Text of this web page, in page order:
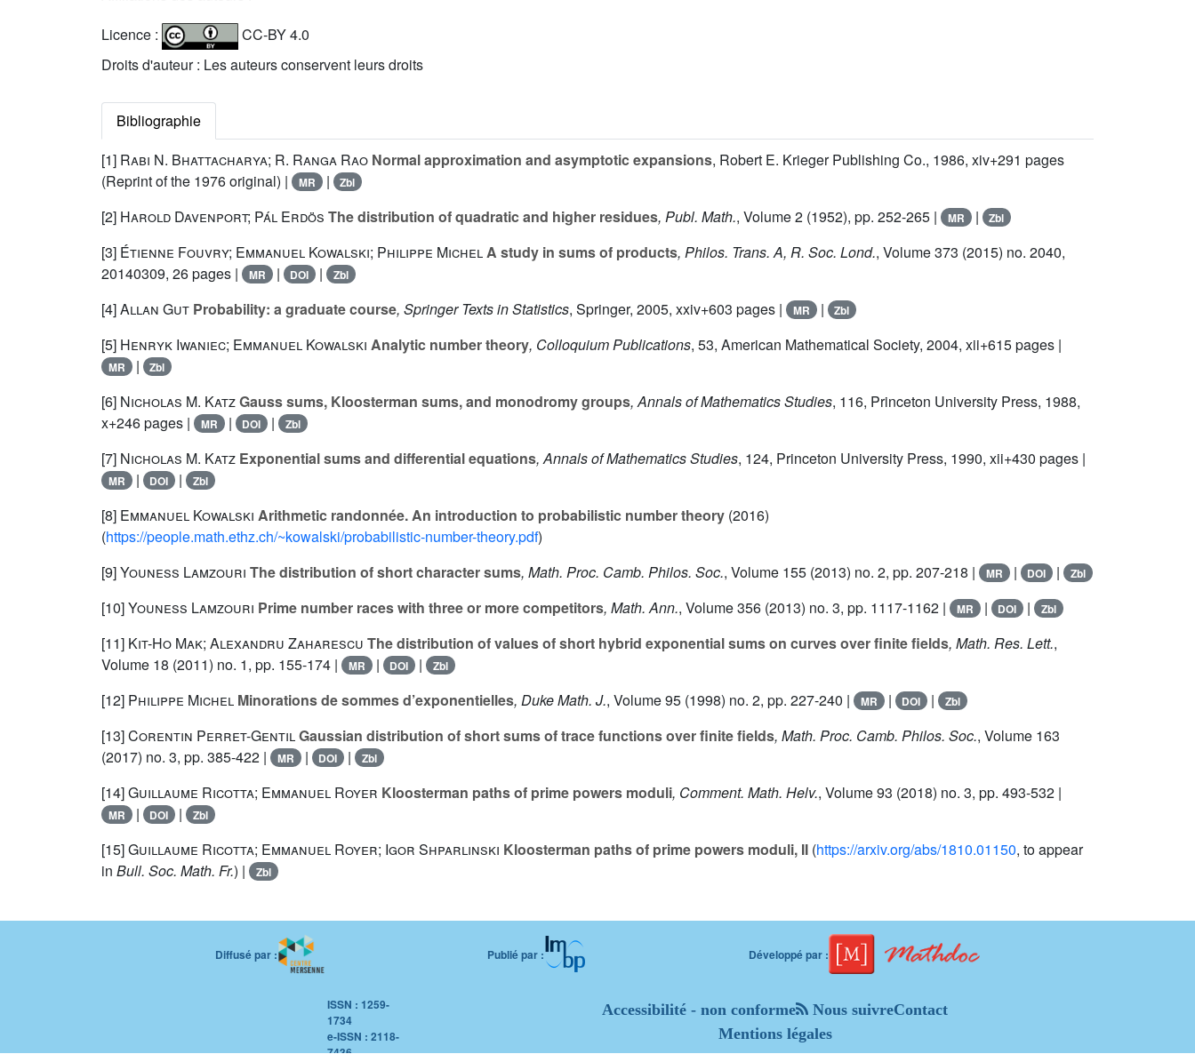
Licence :
CC-BY 4.0
Droits d'auteur : Les auteurs conservent leurs droits
Bibliographie
[1] Rabi N. Bhattacharya; R. Ranga Rao Normal approximation and asymptotic expansions, Robert E. Krieger Publishing Co., 1986, xiv+291 pages
(Reprint of the 1976 original) |
MR | Zbl
[2] Harold Davenport; Pál Erdös The distribution of quadratic and higher residues, Publ. Math., Volume 2 (1952), pp. 252-265 | MR | Zbl
[3] Étienne Fouvry; Emmanuel Kowalski; Philippe Michel A study in sums of products, Philos. Trans. A, R. Soc. Lond., Volume 373 (2015) no. 2040,
20140309, 26 pages |
MR | DOI | Zbl
[4]Allan Gut Probability: a graduate course, Springer Texts in Statistics, Springer, 2005, xxiv+603 pages | MR | Zbl
[5] Henryk Iwaniec; Emmanuel Kowalski Analytic number theory, Colloquium Publications, 53, American Mathematical Society, 2004, xii+615 pages |
MR | Zbl
[6] Nicholas M. KatzGauss sums, Kloosterman sums, and monodromy groups, Annals of Mathematics Studies, 116, Princeton University Press, 1988,
x+246 pages |
MR | DOI | Zbl
[7] Nicholas M. Katz Exponential sums and differential equations, Annals of Mathematics Studies, 124, Princeton University Press, 1990, xii+430 pages |
MR | DOI | Zbl
[8] Emmanuel Kowalski Arithmetic randonnée. An introduction to probabilistic number theory (2016)
(https://people.math.ethz.ch/~kowalski/probabilistic-number-theory.pdf)
[9]Youness Lamzouri The distribution of short character sums, Math. Proc. Camb. Philos. Soc., Volume 155 (2013) no. 2, pp. 207-218 | MR | DOI | Zbl
[10]Youness Lamzouri Prime number races with three or more competitors, Math. Ann., Volume 356 (2013) no. 3, pp. 1117-1162 | MR | DOI | Zbl
[11] Kit-Ho Mak; Alexandru Zaharescu The distribution of values of short hybrid exponential sums on curves over finite fields, Math. Res. Lett.,
Volume 18 (2011) no. 1, pp. 155-174 | MR | DOI | Zbl
[12] Philippe Michel Minorations de sommes d’exponentielles, Duke Math. J., Volume 95 (1998) no. 2, pp. 227-240 | MR | DOI | Zbl
[13]Corentin Perret-Gentil Gaussian distribution of short sums of trace functions over finite fields, Math. Proc. Camb. Philos. Soc., Volume 163
(2017) no. 3, pp. 385-422 |
MR | DOI | Zbl
[14]Guillaume Ricotta; Emmanuel Royer Kloosterman paths of prime powers moduli, Comment. Math. Helv., Volume 93 (2018) no. 3, pp. 493-532 |
MR | DOI | Zbl
[15]Guillaume Ricotta; Emmanuel Royer; Igor Shparlinski Kloosterman paths of prime powers moduli, II (https://arxiv.org/abs/1810.01150, to appear
in Bull. Soc. Math. Fr.) | Zbl
Diffusé par : Publié par : Développé par :
ISSN : 1259-
1734
e-ISSN : 2118-
Accessibilité - non conforme Nous suivreContact
Mentions légales